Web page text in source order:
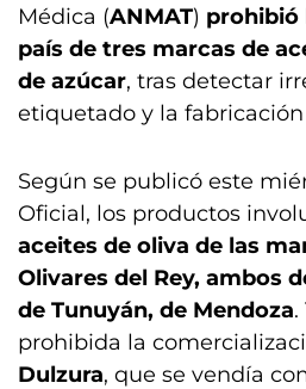
Médica (ANMAT) prohibió
país de tres marcas de
de azúcar, tras detectar
etiquetado y la
Según se publicó este
Oficial, los productos
aceites de oliva de las
Olivares del Rey, ambos
de Tunuyán, de Mendoza
prohibida la
Dulzura, que se vendía